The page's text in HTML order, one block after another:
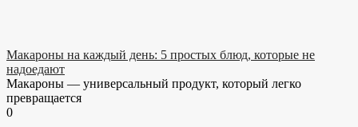
Макароны на каждый день: 5 простых блюд, которые не
надоедают
Макароны — универсальный продукт, который легко
превращается
0